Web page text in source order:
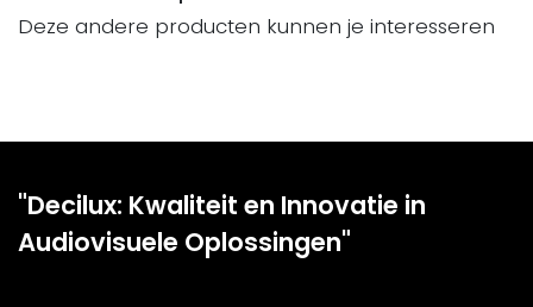
Deze andere producten kunnen je interesseren
"Decilux: Kwaliteit en Innovatie in
Audiovisuele Oplossingen"